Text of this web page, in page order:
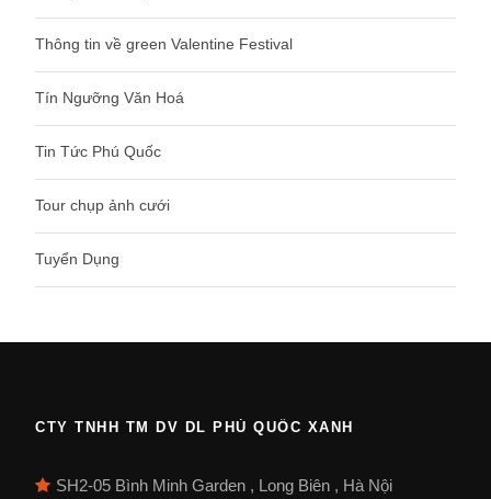
Thông tin về green Valentine Festival
Tín Ngưỡng Văn Hoá
Tin Tức Phú Quốc
Tour chụp ảnh cưới
Tuyển Dụng
CTY TNHH TM DV DL PHÚ QUỐC XANH
SH2-05 Bình Minh Garden , Long Biên , Hà Nội